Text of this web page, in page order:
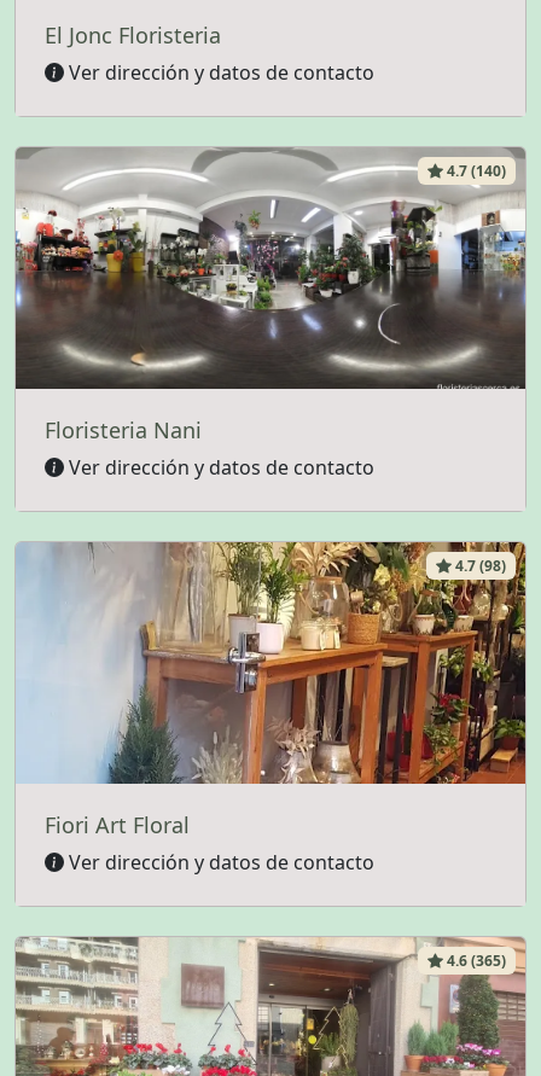
El Jonc Floristeria
Ver dirección y datos de contacto
4.7 (140)
Floristeria Nani
Ver dirección y datos de contacto
4.7 (98)
Fiori Art Floral
Ver dirección y datos de contacto
4.6 (365)